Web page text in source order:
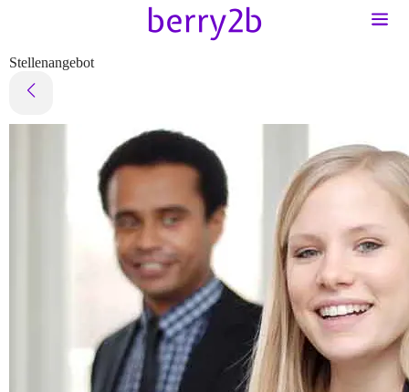
Stellenangebot